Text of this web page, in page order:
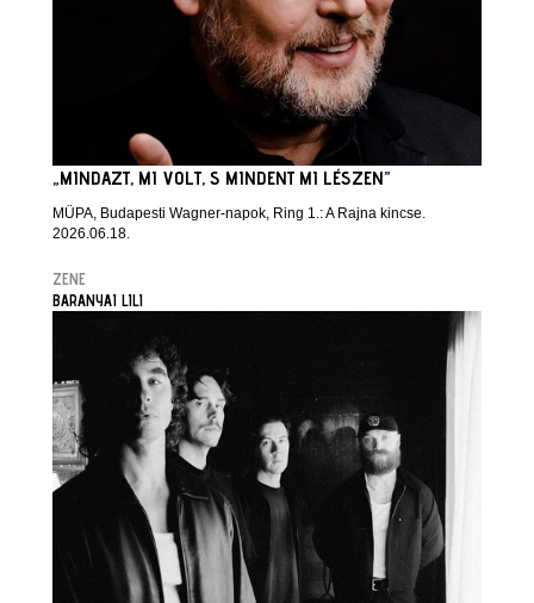
„MINDAZT, MI VOLT, S MINDENT MI LÉSZEN”
MÜPA, Budapesti Wagner-napok, Ring 1.: A Rajna kincse.
2026.06.18.
ZENE
BARANYAI LILI